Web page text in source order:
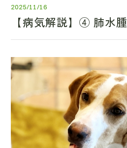
2025/11/16
【病気解説】④ 肺水腫